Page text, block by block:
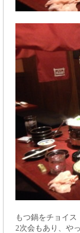
もつ鍋をチョイス
2次会もあり、 や